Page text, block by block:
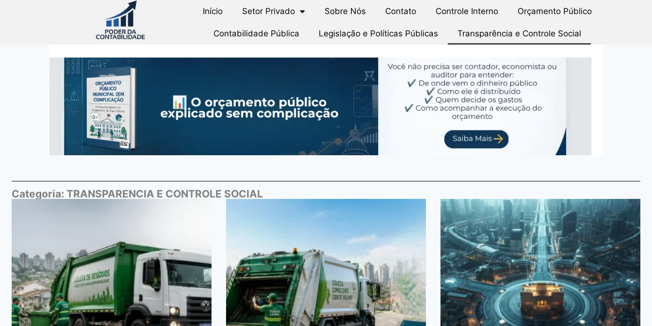
Início Setor Privado Sobre Nós Contato Controle Interno Orçamento Público
Contabilidade Pública Legislação e Políticas Públicas Transparência e Controle Social
Categoria: TRANSPARENCIA E CONTROLE SOCIAL